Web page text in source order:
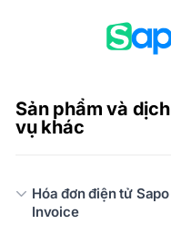
Sản phẩm và dịch
vụ khác
Hóa đơn điện tử Sapo
Invoice